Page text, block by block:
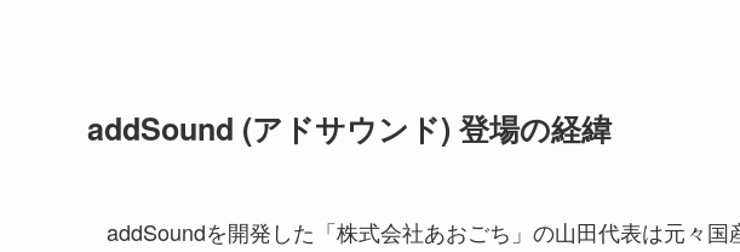
addSound (アドサウンド) 登場の経緯
addSoundを開発した「株式会社あおごち」の山田代表は元々